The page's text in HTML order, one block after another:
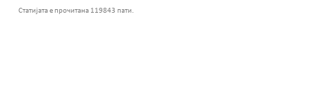
Статијата е прочитана 119843 пати.